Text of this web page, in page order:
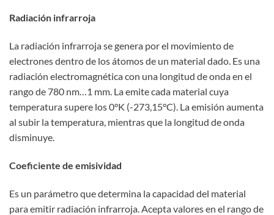
Radiación infrarroja
La radiación infrarroja se genera por el movimiento de
electrones dentro de los átomos de un material dado. Es una
radiación electromagnética con una longitud de onda en el
rango de 780 nm…1 mm. La emite cada material cuya
temperatura supere los 0°K (-273,15°C). La emisión aumenta
al subir la temperatura, mientras que la longitud de onda
disminuye.
Coeficiente de emisividad
Es un parámetro que determina la capacidad del material
para emitir radiación infrarroja. Acepta valores en el rango de